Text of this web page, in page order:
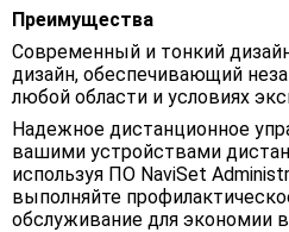
Преимущества
Современный и тонкий
дизайн, обеспечивающий
любой области и условиях
Надежное дистанционное
вашими устройствами
используя ПО NaviSet
выполняйте
обслуживание для экономии